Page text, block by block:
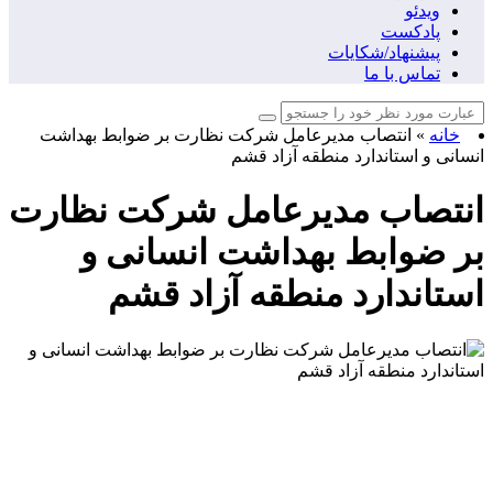
ویدئو
پادکست
پیشنهاد/شکایات
تماس با ما
خانه » انتصاب مدیرعامل شرکت نظارت بر ضوابط بهداشت
انسانی و استاندارد منطقه آزاد قشم
انتصاب مدیرعامل شرکت نظارت
بر ضوابط بهداشت انسانی و
استاندارد منطقه آزاد قشم